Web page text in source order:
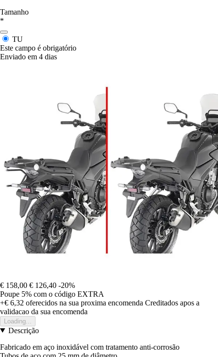
Tamanho
*
TU
Este campo é obrigatório
Enviado em 4 dias
€ 158,00 € 126,40 -20%
Poupe 5% com o código EXTRA
+€ 6,32 oferecidos na sua proxima encomenda Creditados apos a
validacao da sua encomenda
Loading...
Descrição
Fabricado em aço inoxidável com tratamento anti-corrosão